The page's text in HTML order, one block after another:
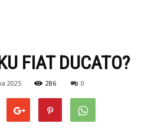
FIAT DUCATO?
2025 286 0